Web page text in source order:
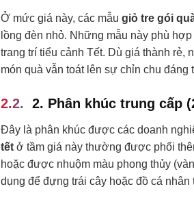
Ở mức giá này, các mẫu giỏ tre gói
lồng đèn nhỏ. Những mẫu này phù
trang trí tiểu cảnh Tết. Dù giá thành
món quà vẫn toát lên sự chỉn chu đáng
2. Phân khúc trung cấp
Đây là phân khúc được các doanh
tết ở tầm giá này thường được phối
hoặc được nhuộm màu phong thủy
dụng để đựng trái cây hoặc đồ cá